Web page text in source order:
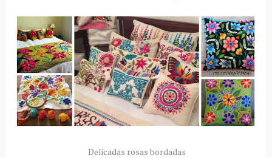
Delicadas rosas bordadas